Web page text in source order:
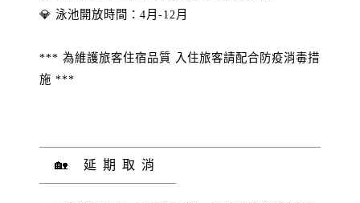
💎 泳池開放時間：4月-12月
*** 為維護旅客住宿品質 入住旅客請配合防疫消毒措
施 ***
🏡 延期取消